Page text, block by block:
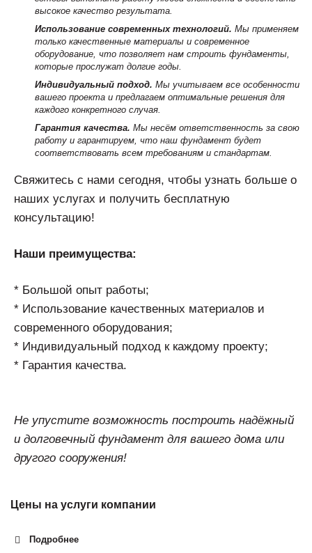
высокое качество результата.
Использование современных технологий. Мы применяем
только качественные материалы и современное
оборудование, что позволяет нам строить фундаменты,
которые прослужат долгие годы.
Индивидуальный подход. Мы учитываем все особенности
вашего проекта и предлагаем оптимальные решения для
каждого конкретного случая.
Гарантия качества. Мы несём ответственность за свою
работу и гарантируем, что наш фундамент будет
соответствовать всем требованиям и стандартам.
Свяжитесь с нами сегодня, чтобы узнать больше о
наших услугах и получить бесплатную
консультацию!
Наши преимущества:
* Большой опыт работы;
* Использование качественных материалов и
современного оборудования;
* Индивидуальный подход к каждому проекту;
* Гарантия качества.
Не упустите возможность построить надёжный
и долговечный фундамент для вашего дома или
другого сооружения!
Цены на услуги компании
Подробнее